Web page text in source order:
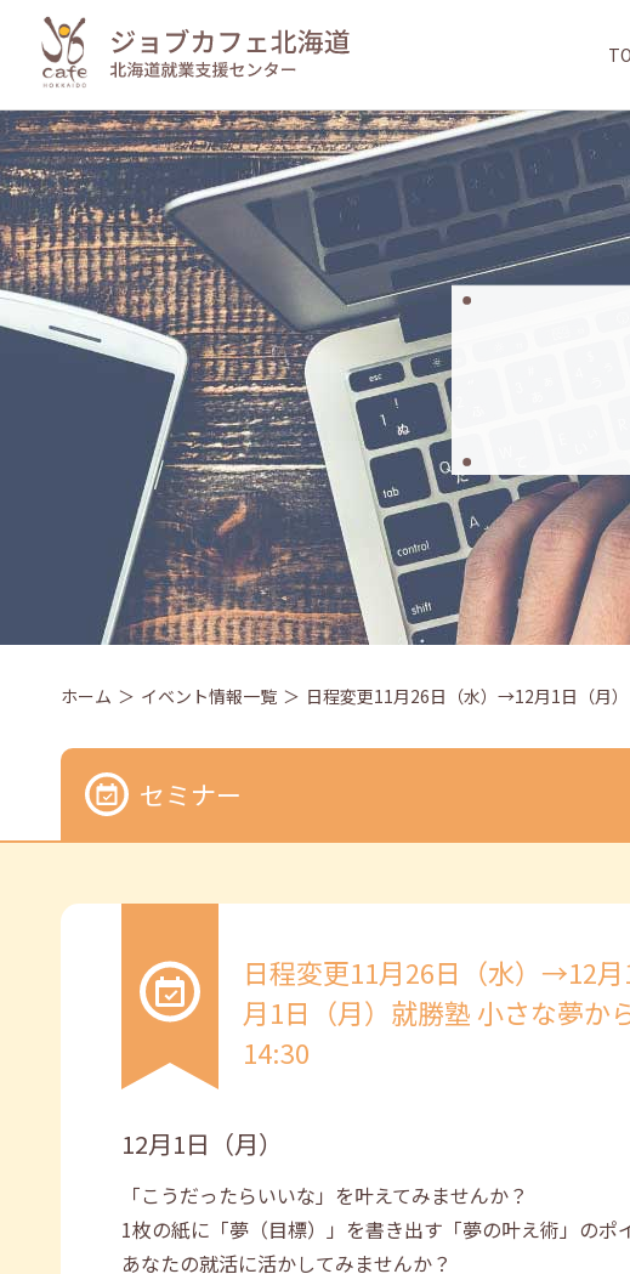
ホーム イベント情報一覧 日程変更11月26日（水）→12月1日（月
セミナー
日程変更11月26日（水）→12
月1日（月）就勝塾 小さな夢
14:30
12月1日（月）
「こうだったらいいな」を叶えてみませんか？
1枚の紙に「夢（目標）」を書き出す「夢の叶え術」のポ
あなたの就活に活かしてみませんか？